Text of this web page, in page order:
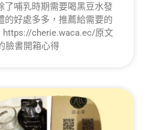
了哺乳時期需要喝黑豆水發
的好處多多，推薦給需要的
cherie.waca.ec/原文
臉書開箱心得